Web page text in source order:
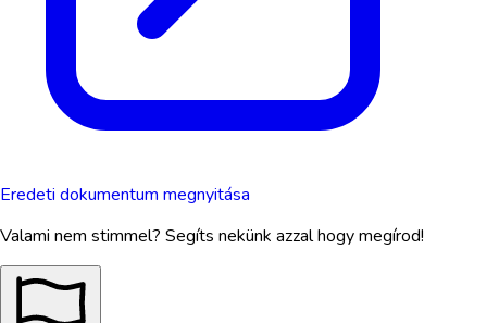
Eredeti dokumentum megnyitása
Valami nem stimmel? Segíts nekünk azzal hogy megírod!